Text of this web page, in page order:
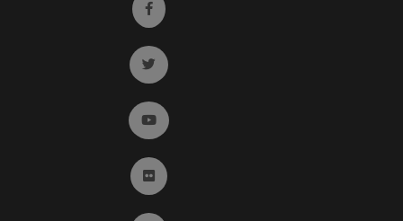
Ir a facebook (abre en ventana nueva)
Ir a twitter (abre en ventana nueva)
Ir a YouTube (abre en ventana nueva)
Ir a Flickr (abre en ventana nueva)